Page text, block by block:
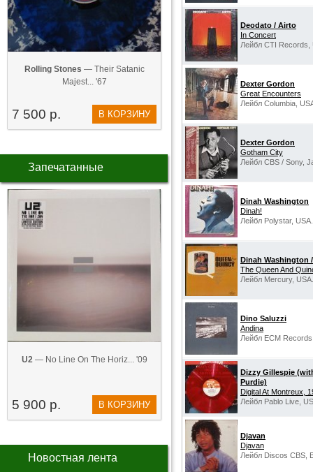
Rolling Stones — Their Satanic
Majest... '67
7 500 р. В КОРЗИНУ
Запечатанные
U2— No Line On The Horiz... '09
5 900 р. В КОРЗИНУ
Новостная лента
Deodato / Airto
In Concert
Лейбл CTI Records,
Dexter Gordon
Great Encounters
Лейбл Columbia,
Dexter Gordon
Gotham City
Лейбл CBS / Sony,
Dinah Washington
Dinah!
Лейбл Polystar, USA.
Dinah Washington
The Queen And
Лейбл Mercury, USA.
Dino Saluzzi
Andina
Лейбл ECM
Dizzy Gillespie
Purdie)
Digital At Montreux,
Лейбл Pablo Live,
Djavan
Djavan
Лейбл Discos CBS,